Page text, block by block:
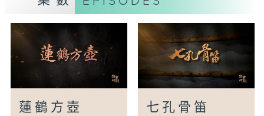
蓮鶴方壺 七孔骨笛